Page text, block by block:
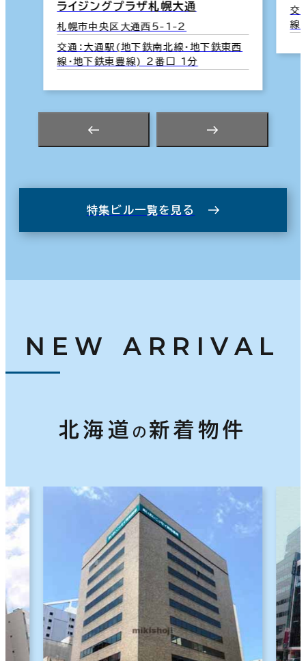
ライジングプラザ札幌大通
札幌市中央区大通西5-1-2
交通：大通駅(地下鉄南北線･地下鉄東西
線･地下鉄東豊線) 2番口 1分
交
線
特集ビル一覧を見る
NEW ARRIVAL
北海道 の 新着物件